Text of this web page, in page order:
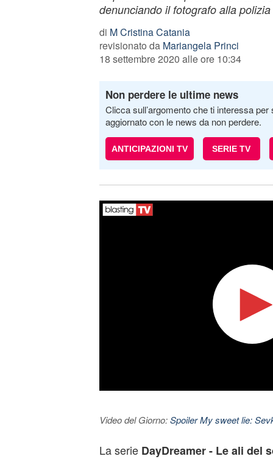
denunciando il fotografo alla polizia
di M Cristina Catania
revisionato da Mariangela Princi
18 settembre 2020 alle ore 10:34
Non perdere le ultime news
Clicca sull’argomento che ti interessa
aggiornato con le news da non perdere.
ANTICIPAZIONI TV SERIE TV
Video del Giorno:Spoiler My sweet lie:
La serie DayDreamer - Le ali del